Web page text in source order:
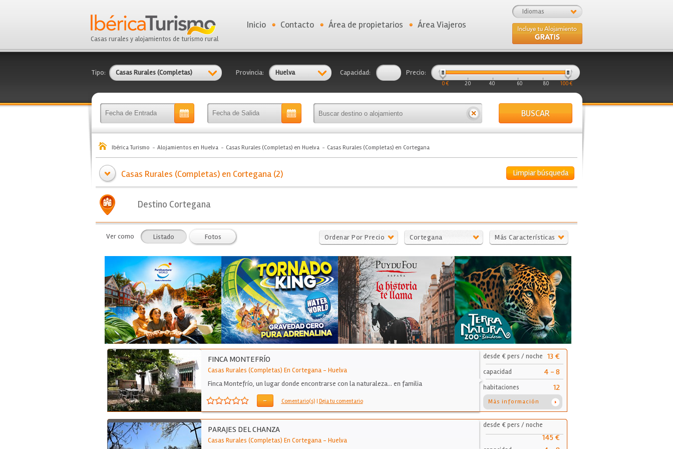
Casas rurales y alojamientos de turismo rural
Idiomas
Inicio Contacto Área de propietarios Área Viajeros
Tipo: Casas Rurales (Completas) Provincia: Huelva Capacidad: Precio:
0 € 20 40 60 80 100 €
BUSCAR
Ibérica Turismo Alojamientos en Huelva Casas Rurales (Completas) en Huelva Casas Rurales (Completas) en Cortegana
Limpiar búsqueda
Casas Rurales (Completas) en Cortegana (2)
Destino Cortegana
Ver como Listado Fotos Ordenar Por Precio Cortegana Más Características
FINCA MONTEFRÍO
Casas Rurales (Completas) En Cortegana- Huelva
Finca Montefrío, un lugar donde encontrarse con la naturaleza... en familia
- Comentario(s) | Deja tu comentario
desde € pers / noche 13 €
capacidad 4 - 8
habitaciones 12
Más información
PARAJES DEL CHANZA
Casas Rurales (Completas) En Cortegana- Huelva
desde € pers / noche
145 €